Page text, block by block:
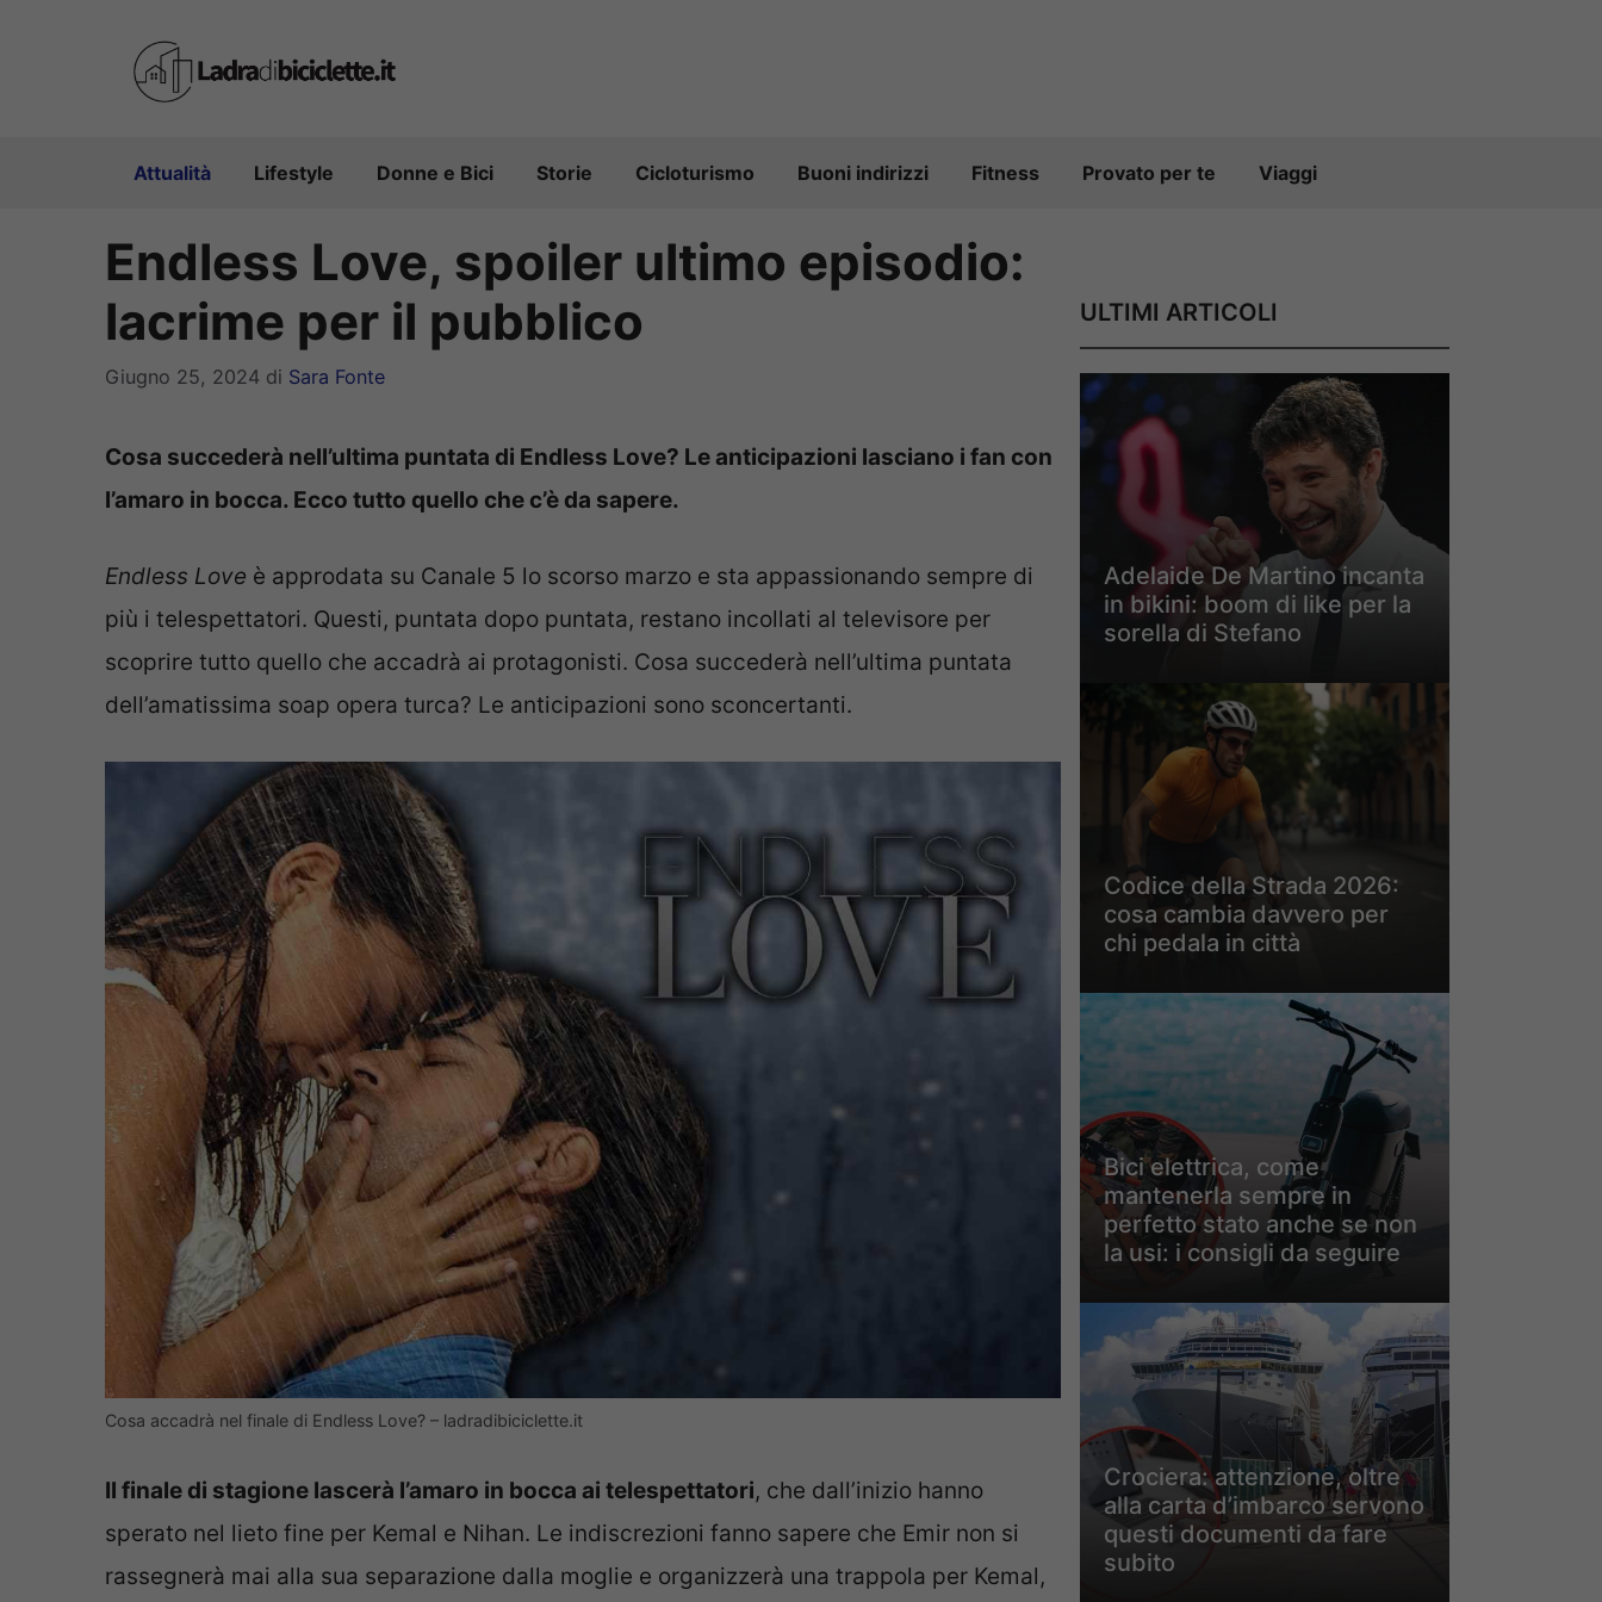
Attualità Lifestyle Donne e Bici Storie Cicloturismo Buoni indirizzi Fitness Provato per te Viaggi
Endless Love, spoiler ultimo episodio:
lacrime per il pubblico
Giugno 25, 2024 di Sara Fonte
Cosa succederà nell’ultima puntata di Endless Love? Le anticipazioni lasciano i fan con
l’amaro in bocca. Ecco tutto quello che c’è da sapere.
Endless Love è approdata su Canale 5 lo scorso marzo e sta appassionando sempre di
più i telespettatori. Questi, puntata dopo puntata, restano incollati al televisore per
scoprire tutto quello che accadrà ai protagonisti. Cosa succederà nell’ultima puntata
dell’amatissima soap opera turca? Le anticipazioni sono sconcertanti.
Cosa accadrà nel finale di Endless Love? – ladradibiciclette.it
Il finale di stagione lascerà l’amaro in bocca ai telespettatori, che dall’inizio hanno
sperato nel lieto fine per Kemal e Nihan. Le indiscrezioni fanno sapere che Emir non si
rassegnerà mai alla sua separazione dalla moglie e organizzerà una trappola per Kemal,
ULTIMI ARTICOLI
Adelaide De Martino incanta
in bikini: boom di like per la
sorella di Stefano
Codice della Strada 2026:
cosa cambia davvero per
chi pedala in città
Bici elettrica, come
mantenerla sempre in
perfetto stato anche se non
la usi: i consigli da seguire
Crociera: attenzione, oltre
alla carta d’imbarco servono
questi documenti da fare
subito